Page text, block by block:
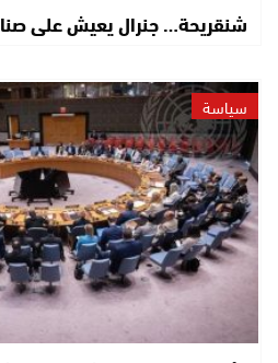
شنقريحة… جنرال يعيش على
سياسة